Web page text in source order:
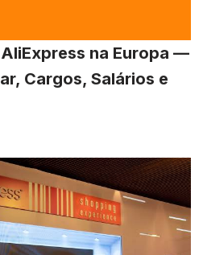
na Europa —
Cargos, Salários e